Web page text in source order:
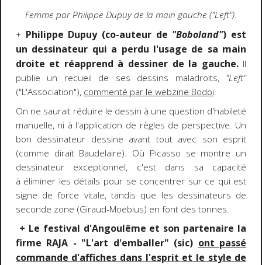
Femme par Philippe Dupuy de la main gauche ("Left").
+ Philippe Dupuy (co-auteur de "Boboland") est
un dessinateur qui a perdu l'usage de sa main
droite et réapprend à dessiner de la gauche. Il
publie un recueil de ses dessins maladroits, "Left"
("L'Association"), commenté par le webzine Bodoï.
On ne saurait réduire le dessin à une question d'habileté
manuelle, ni à l'application de règles de perspective. Un
bon dessinateur dessine avant tout avec son esprit
(comme dirait Baudelaire). Où Picasso se montre un
dessinateur exceptionnel, c'est dans sa capacité
à éliminer les détails pour se concentrer sur ce qui est
signe de force vitale, tandis que les dessinateurs de
seconde zone (Giraud-Moebius) en font des tonnes.
+ Le festival d'Angoulême et son partenaire la
firme RAJA - "L'art d'emballer" (sic) ont passé
commande d'affiches dans l'esprit et le style de